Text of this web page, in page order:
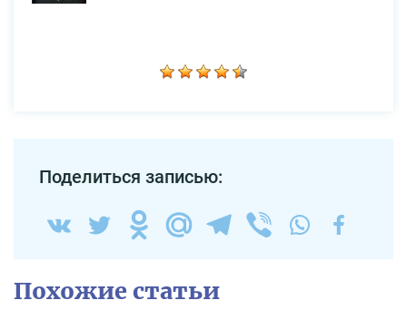
Поделиться записью:
Похожие статьи